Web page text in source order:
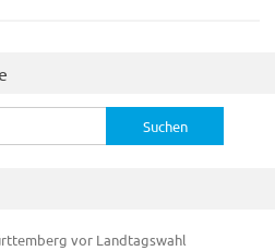
vor Landtagswahl